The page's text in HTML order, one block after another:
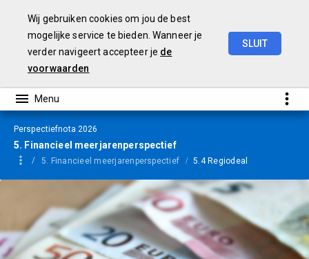
Wij gebruiken cookies om jou de best
mogelijke service te bieden. Wanneer je
verder navigeert accepteer je de
voorwaarden
SLUIT
Perspectiefnota 2026
5. Financieel meerjarenperspectief
5. Financieel meerjarenperspectief 5.4 Regiodeal